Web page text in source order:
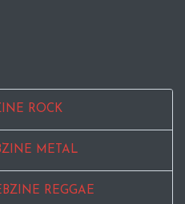
ROCK
METAL
REGGAE